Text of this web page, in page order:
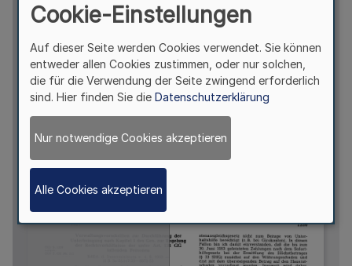
Cookie-Einstellungen
Auf dieser Seite werden Cookies verwendet. Sie können
entweder allen Cookies zustimmen, oder nur solchen,
die für die Verwendung der Seite zwingend erforderlich
sind. Hier finden Sie die Datenschutzerklärung
Nur notwendige Cookies akzeptieren
Alle Cookies akzeptieren